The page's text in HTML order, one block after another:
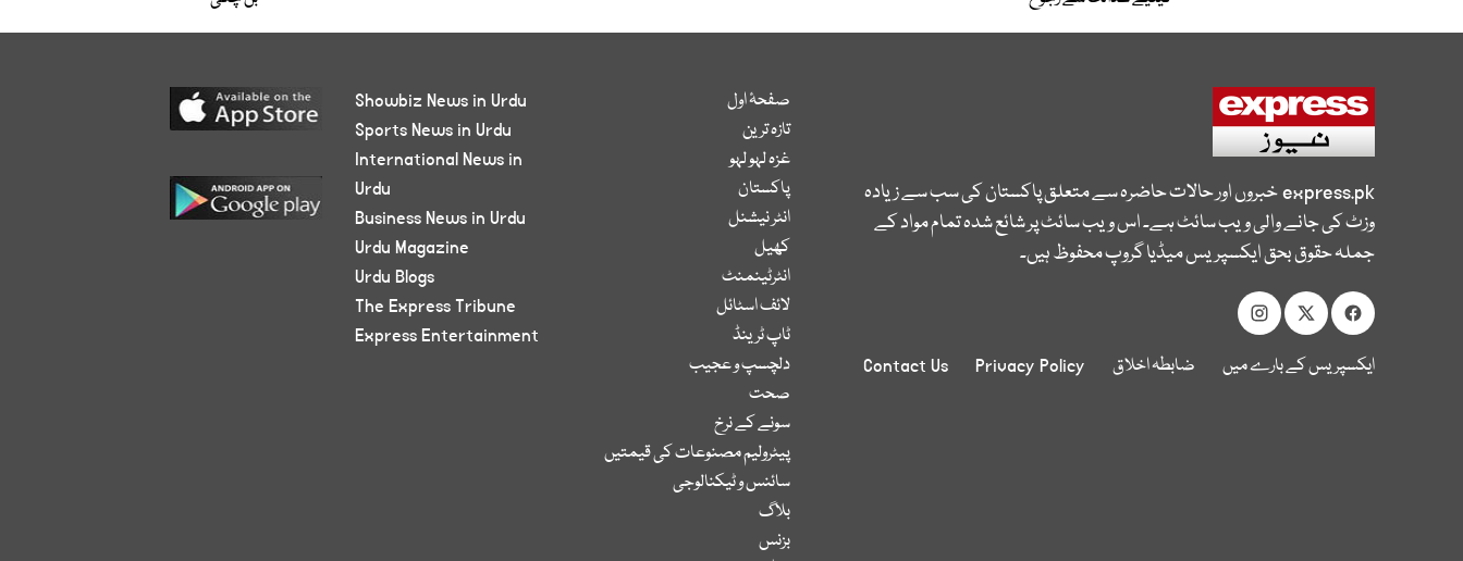
express.pkخبروں اور حالات حاضرہ سے متعلق پاکستان کی سب سے زیادہ
وزٹ کی جانے والی ویب سائٹ ہے۔ اس ویب سائٹ پر شائع شدہ تمام مواد کے
جملہ حقوق بحق ایکسپریس میڈیا گروپ محفوظ ہیں۔
ایکسپریس کے بارے میں ضابطہ اخلاق Privacy Policy
Contact Us
صفحۂ اول
تازہ ترین
غزہ لہو لہو
پاکستان
انٹر نیشنل
کھیل
انٹرٹینمنٹ
لائف اسٹائل
ٹاپ ٹرینڈ
دلچسپ و عجیب
صحت
سونے کے نرخ
پیٹرولیم مصنوعات کی قیمتیں
سائنس و ٹیکنالوجی
بلاگ
بزنس
Showbiz News in Urdu
Sports News in Urdu
International News in
Urdu
Business News in Urdu
Urdu Magazine
Urdu Blogs
The Express Tribune
Express Entertainment